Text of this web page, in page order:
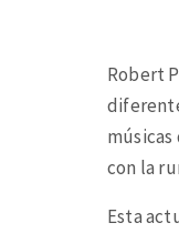
Robert
con la
Esta